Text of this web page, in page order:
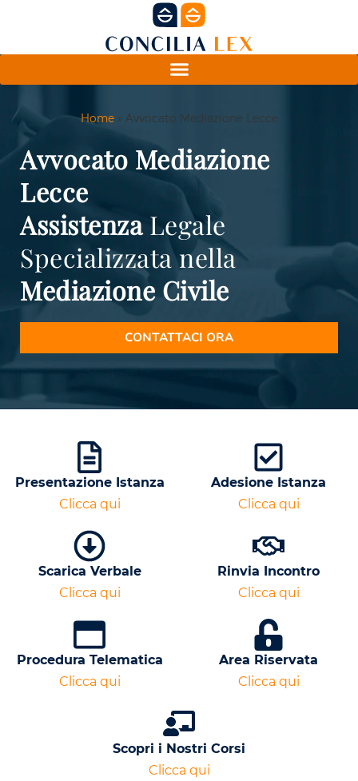
Home» Avvocato Mediazione Lecce
Avvocato Mediazione
Lecce
AssistenzaLegale
Specializzata nella
MediazioneCivile
CONTATTACI ORA
Presentazione Istanza
Clicca qui
Adesione Istanza
Clicca qui
Scarica Verbale
Clicca qui
Rinvia Incontro
Clicca qui
Procedura Telematica
Clicca qui
Area Riservata
Clicca qui
Scopri i Nostri Corsi
Clicca qui